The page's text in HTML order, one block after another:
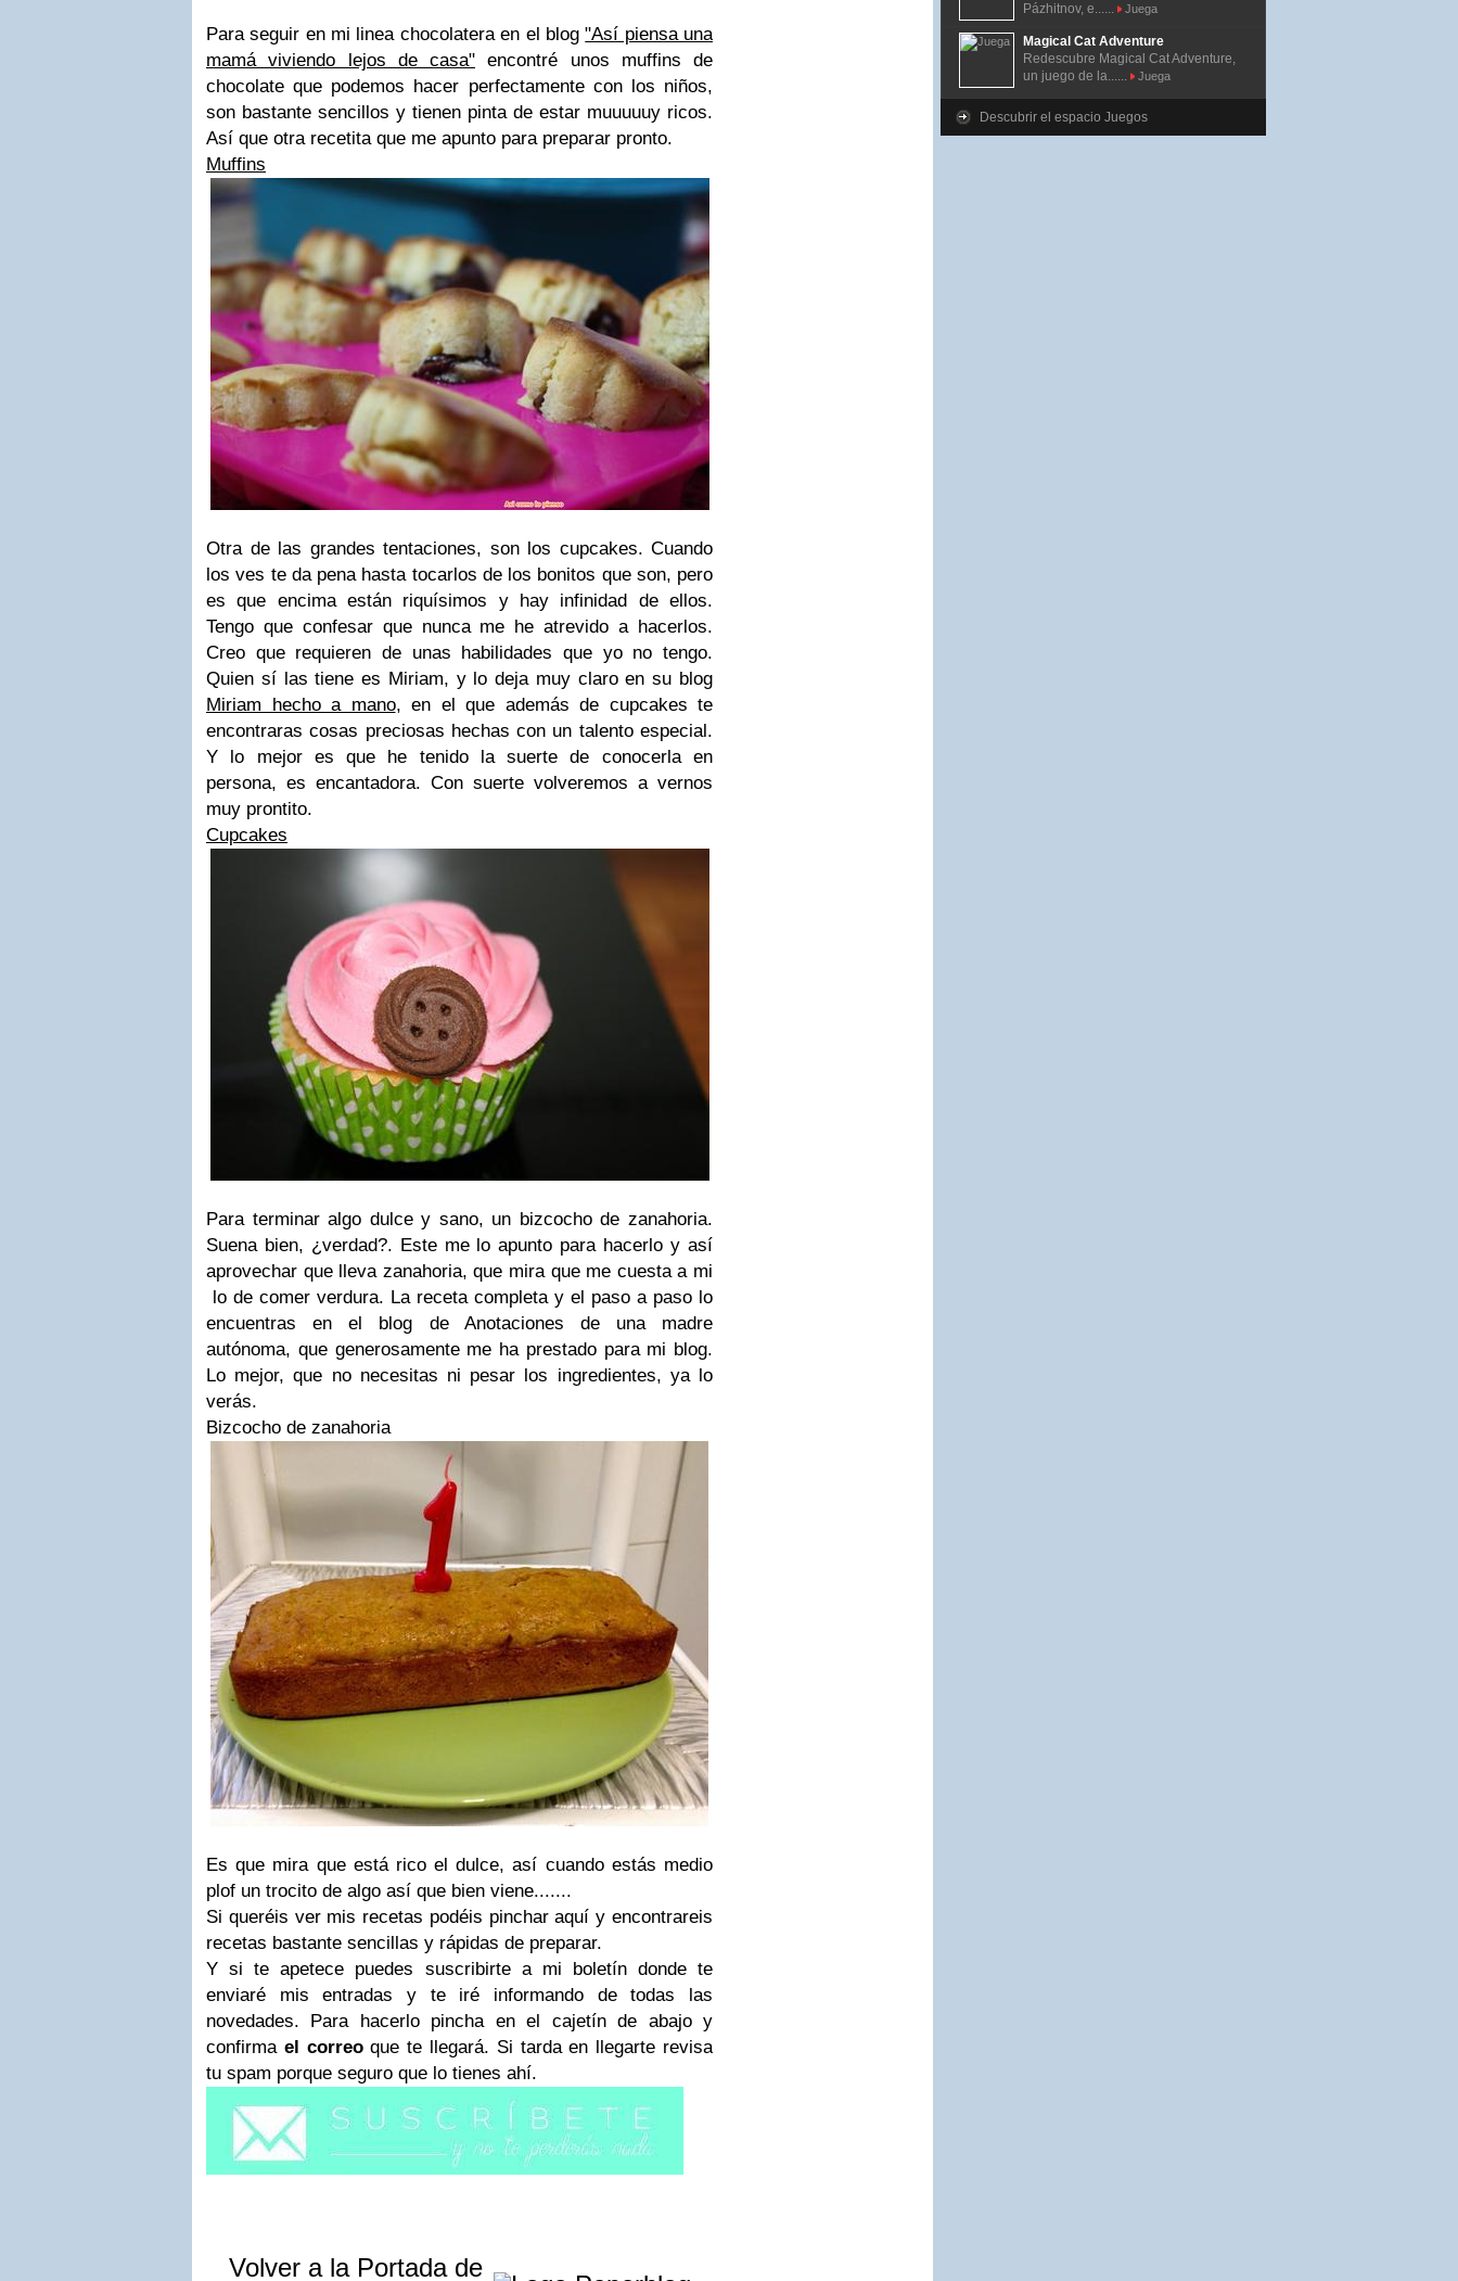
Para seguir en mi linea chocolatera en el blog"Así piensa una
mamá viviendo lejos de casa" encontré unos muffins de
chocolate que podemos hacer perfectamente con los niños,
son bastante sencillos y tienen pinta de estar muuuuuy ricos.
Así que otra recetita que me apunto para preparar pronto.
Muffins
Otra de las grandes tentaciones, son los cupcakes. Cuando
los ves te da pena hasta tocarlos de los bonitos que son, pero
es que encima están riquísimos y hay infinidad de ellos.
Tengo que confesar que nunca me he atrevido a hacerlos.
Creo que requieren de unas habilidades que yo no tengo.
Quien sí las tiene es Miriam, y lo deja muy claro en su blog
Miriam hecho a mano, en el que además de cupcakes te
encontraras cosas preciosas hechas con un talento especial.
Y lo mejor es que he tenido la suerte de conocerla en
persona, es encantadora. Con suerte volveremos a vernos
muy prontito.
Cupcakes
Para terminar algo dulce y sano, un bizcocho de zanahoria.
Suena bien, ¿verdad?. Este me lo apunto para hacerlo y así
aprovechar que lleva zanahoria, que mira que me cuesta a mi
lo de comer verdura. La receta completa y el paso a paso lo
encuentras en el blog de Anotaciones de una madre
autónoma, que generosamente me ha prestado para mi blog.
Lo mejor, que no necesitas ni pesar los ingredientes, ya lo
verás.
Bizcocho de zanahoria
Es que mira que está rico el dulce, así cuando estás medio
plof un trocito de algo así que bien viene.......
Si queréis ver mis recetas podéis pinchar aquí y encontrareis
recetas bastante sencillas y rápidas de preparar.
Y si te apetece puedes suscribirte a mi boletín donde te
enviaré mis entradas y te iré informando de todas las
novedades. Para hacerlo pincha en el cajetín de abajo y
confirma el correoque te llegará. Si tarda en llegarte revisa
tu spam porque seguro que lo tienes ahí.
Volver a la Portada de
Pázhitnov, e......
Juega
Magical Cat Adventure
Redescubre Magical Cat Adventure,
un juego de la......
Juega
Descubrir el espacio Juegos